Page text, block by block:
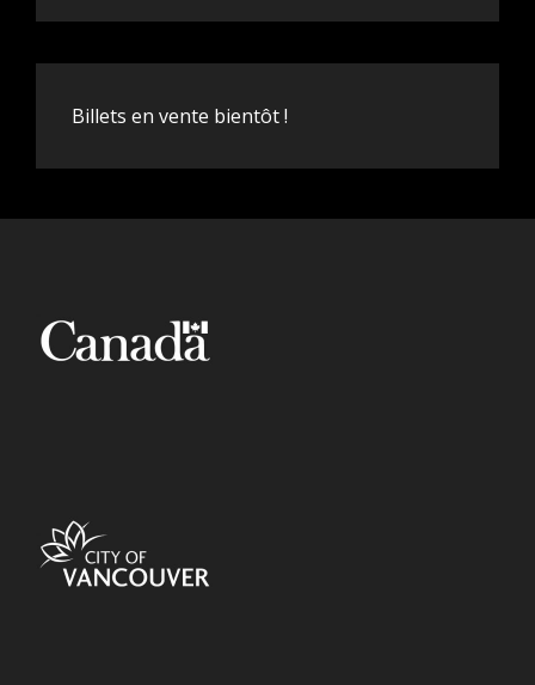
Billets en vente bientôt !